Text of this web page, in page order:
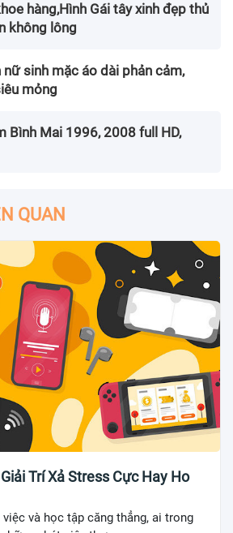
hàng,Hình Gái tây xinh đẹp thủ
không lông
nữ sinh mặc áo dài phản cảm,
mỏng
Bình Mai 1996, 2008 full HD,
QUAN
Trí Xả Stress Cực Hay Ho
và học tập căng thẳng, ai trong